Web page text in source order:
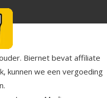
Biernet bevat affiliate
kunnen we een vergoeding